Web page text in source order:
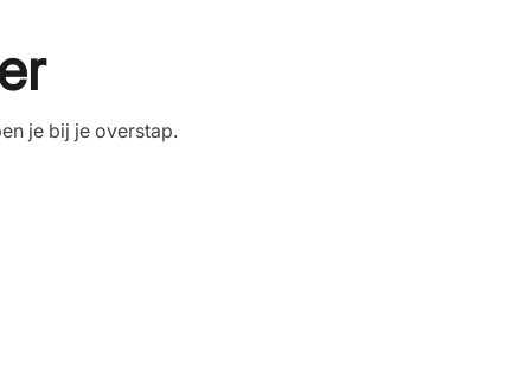
je bij je overstap.